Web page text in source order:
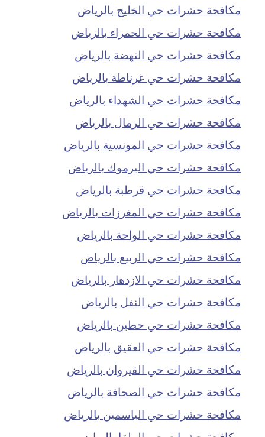
مكافحة حشرات حي الخليج بالرياض
مكافحة حشرات حي الحمراء بالرياض
مكافحة حشرات حي النهضة بالرياض
مكافحة حشرات حي غرناطة بالرياض
مكافحة حشرات حي الشهداء بالرياض
مكافحة حشرات حي الرمال بالرياض
مكافحة حشرات حي المونسية بالرياض
مكافحة حشرات حي اليرموك بالرياض
مكافحة حشرات حي قرطبة بالرياض
مكافحة حشرات حي المغرزات بالرياض
مكافحة حشرات حي الواحة بالرياض
مكافحة حشرات حي الربيع بالرياض
مكافحة حشرات حي الازدهار بالرياض
مكافحة حشرات حي النفل بالرياض
مكافحة حشرات حي حطين بالرياض
مكافحة حشرات حي العقيق بالرياض
مكافحة حشرات حي القيروان بالرياض
مكافحة حشرات حي الصحافة بالرياض
مكافحة حشرات حي الياسمين بالرياض